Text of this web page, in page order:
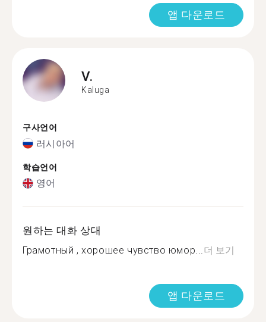
앱 다운로드
V.
Kaluga
구사언어
러시아어
학습언어
영어
원하는 대화 상대
Грамотный , хорошее чувство юмор...더 보기
앱 다운로드